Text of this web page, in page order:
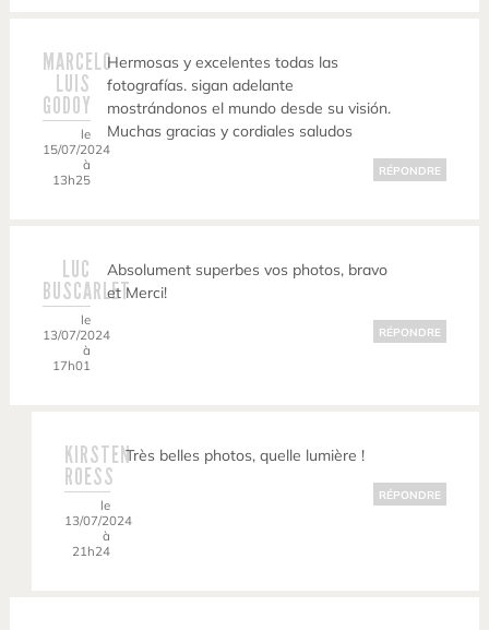
MARCELO
LUIS
GODOY
le
15/07/2024
à
13h25
Hermosas y excelentes todas las
fotografías. sigan adelante
mostrándonos el mundo desde su visión.
Muchas gracias y cordiales saludos
RÉPONDRE
LUC
BUSCARLET
le
13/07/2024
à
17h01
Absolument superbes vos photos, bravo
et Merci!
RÉPONDRE
KIRSTEN
ROESS
le
13/07/2024
à
21h24
Très belles photos, quelle lumière !
RÉPONDRE